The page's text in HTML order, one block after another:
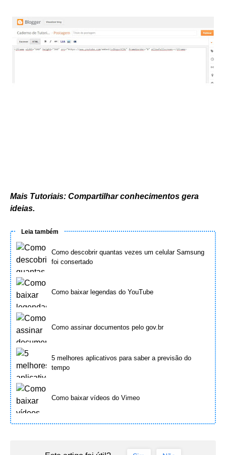
Mais Tutoriais: Compartilhar conhecimentos gera
ideias.
Leia também
Como descobrir quantas vezes um celular Samsung
foi consertado
Como baixar legendas do YouTube
Como assinar documentos pelo gov.br
5 melhores aplicativos para saber a previsão do
tempo
Como baixar vídeos do Vimeo